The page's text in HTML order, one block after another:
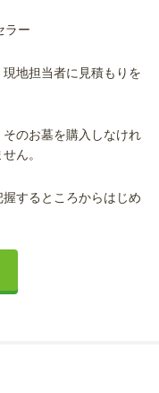
地担当者に見積もりを
のお墓を購入しなけれ
ん。
するところからはじめ